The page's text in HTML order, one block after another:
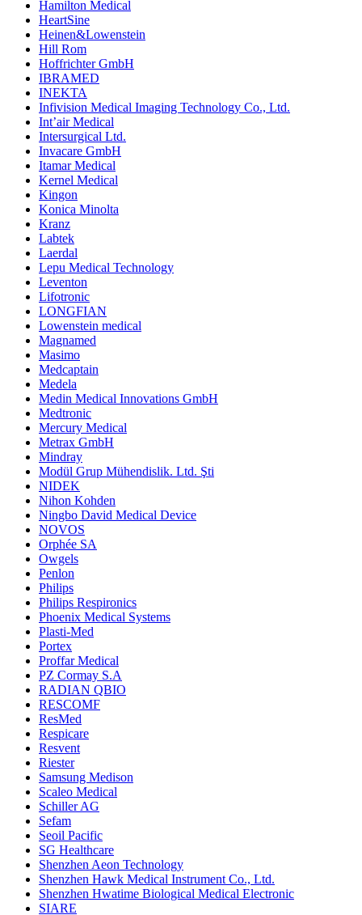
Hamilton Medical
HeartSine
Heinen&Lowenstein
Hill Rom
Hoffrichter GmbH
IBRAMED
INEKTA
Infivision Medical Imaging Technology Co., Ltd.
Int’air Medical
Intersurgical Ltd.
Invacare GmbH
Itamar Medical
Kernel Medical
Kingon
Konica Minolta
Kranz
Labtek
Laerdal
Lepu Medical Technology
Leventon
Lifotronic
LONGFIAN
Lowenstein medical
Magnamed
Masimo
Medcaptain
Medela
Medin Medical Innovations GmbH
Medtronic
Mercury Medical
Metrax GmbH
Mindray
Modül Grup Mühendislik. Ltd. Şti
NIDEK
Nihon Kohden
Ningbo David Medical Device
NOVOS
Orphée SA
Owgels
Penlon
Philips
Philips Respironics
Phoenix Medical Systems
Plasti-Med
Portex
Proffar Medical
PZ Cormay S.A
RADIAN QBIO
RESCOMF
ResMed
Respicare
Resvent
Riester
Samsung Medison
Scaleo Medical
Schiller AG
Sefam
Seoil Pacific
SG Healthcare
Shenzhen Aeon Technology
Shenzhen Hawk Medical Instrument Co., Ltd.
Shenzhen Hwatime Biological Medical Electronic
SIARE